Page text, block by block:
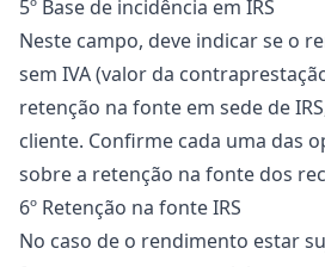
5º Base de incidência em IRS
Neste campo, deve indicar se o
sem IVA (valor da
retenção na fonte em sede de
cliente. Confirme cada uma das
sobre a retenção na fonte dos
6º Retenção na fonte IRS
No caso de o rendimento estar